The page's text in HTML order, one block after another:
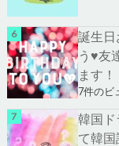
誕生日
う♥友
ます！
7件のビ
韓国ド
て韓